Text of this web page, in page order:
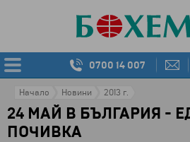
0700 14 007
Начало Новини 2013 г.
24 МАЙ В БЪЛГАРИЯ -
ПОЧИВКА